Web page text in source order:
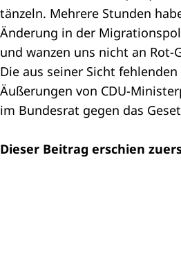
tänzeln. Mehrere Stunden
Änderung in der
und wanzen uns nicht an Rot-
Die aus seiner Sicht
Äußerungen von CDU-
im Bundesrat gegen das
Dieser Beitrag erschien